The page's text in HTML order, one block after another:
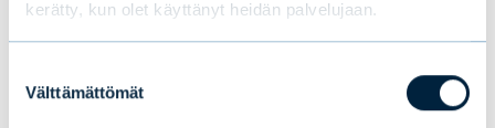
kerätty, kun olet käyttänyt heidän palvelujaan.
valinta
Välttämättömät